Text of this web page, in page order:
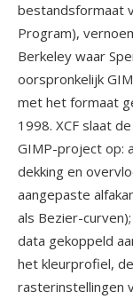
bestandsformaat
Program),
Berkeley waar
oorspronkelijk
met het formaat
1998. XCF slaat
GIMP-project op:
dekking en
aangepaste
als Bezier-
data gekoppeld
het kleurprofiel,
rasterinstellingen